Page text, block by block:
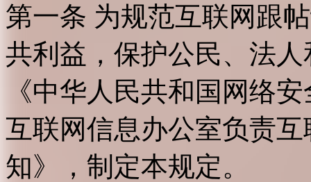
第一条 为规范互联网跟
共利益，保护公民、法
《中华人民共和国网络
互联网信息办公室负责
知》，制定本规定。